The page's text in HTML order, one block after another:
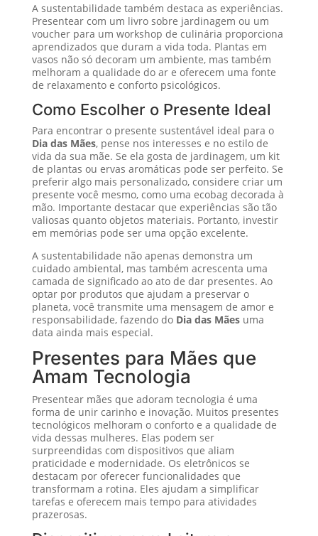
A sustentabilidade também destaca as experiências.
Presentear com um livro sobre jardinagem ou um
voucher para um workshop de culinária proporciona
aprendizados que duram a vida toda. Plantas em
vasos não só decoram um ambiente, mas também
melhoram a qualidade do ar e oferecem uma fonte
de relaxamento e conforto psicológicos.
Como Escolher o Presente Ideal
Para encontrar o presente sustentável ideal para o
Dia das Mães, pense nos interesses e no estilo de
vida da sua mãe. Se ela gosta de jardinagem, um kit
de plantas ou ervas aromáticas pode ser perfeito. Se
preferir algo mais personalizado, considere criar um
presente você mesmo, como uma ecobag decorada à
mão. Importante destacar que experiências são tão
valiosas quanto objetos materiais. Portanto, investir
em memórias pode ser uma opção excelente.
A sustentabilidade não apenas demonstra um
cuidado ambiental, mas também acrescenta uma
camada de significado ao ato de dar presentes. Ao
optar por produtos que ajudam a preservar o
planeta, você transmite uma mensagem de amor e
responsabilidade, fazendo do Dia das Mãesuma
data ainda mais especial.
Presentes para Mães que
Amam Tecnologia
Presentear mães que adoram tecnologia é uma
forma de unir carinho e inovação. Muitos presentes
tecnológicos melhoram o conforto e a qualidade de
vida dessas mulheres. Elas podem ser
surpreendidas com dispositivos que aliam
praticidade e modernidade. Os eletrônicos se
destacam por oferecer funcionalidades que
transformam a rotina. Eles ajudam a simplificar
tarefas e oferecem mais tempo para atividades
prazerosas.